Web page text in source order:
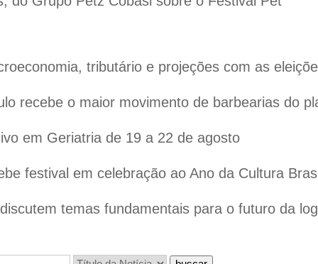
tributário e projeções com as
recebe o maior movimento de barbearias do
em Geriatria de 19 a 22 de agosto
festival em celebração ao Ano da Cultura
temas fundamentais para o futuro da